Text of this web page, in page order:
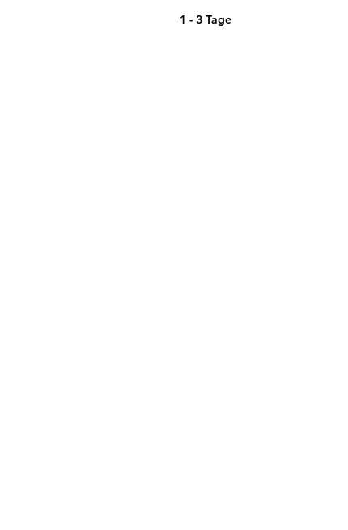
1 - 3 Tage